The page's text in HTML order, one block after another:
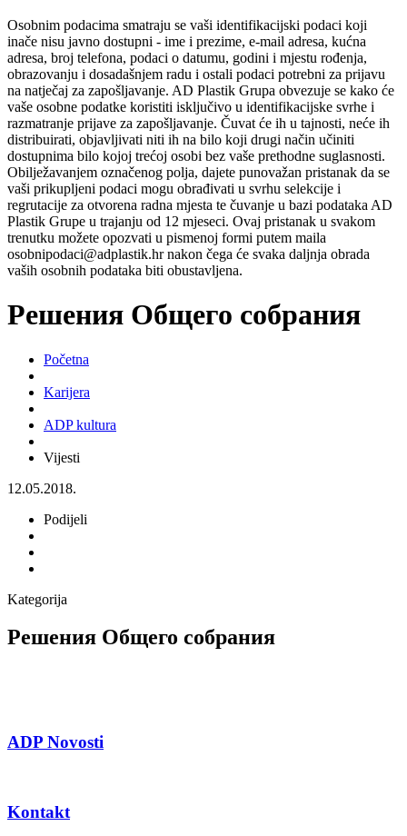
Osobnim podacima smatraju se vaši identifikacijski podaci koji
inače nisu javno dostupni - ime i prezime, e-mail adresa, kućna
adresa, broj telefona, podaci o datumu, godini i mjestu rođenja,
obrazovanju i dosadašnjem radu i ostali podaci potrebni za prijavu
na natječaj za zapošljavanje. AD Plastik Grupa obvezuje se kako će
vaše osobne podatke koristiti isključivo u identifikacijske svrhe i
razmatranje prijave za zapošljavanje. Čuvat će ih u tajnosti, neće ih
distribuirati, objavljivati niti ih na bilo koji drugi način učiniti
dostupnima bilo kojoj trećoj osobi bez vaše prethodne suglasnosti.
Obilježavanjem označenog polja, dajete punovažan pristanak da se
vaši prikupljeni podaci mogu obrađivati u svrhu selekcije i
regrutacije za otvorena radna mjesta te čuvanje u bazi podataka AD
Plastik Grupe u trajanju od 12 mjeseci. Ovaj pristanak u svakom
trenutku možete opozvati u pismenoj formi putem maila
osobnipodaci@adplastik.hr nakon čega će svaka daljnja obrada
vaših osobnih podataka biti obustavljena.
Решения Общего собрания
Početna
Karijera
ADP kultura
Vijesti
12.05.2018.
Podijeli
Kategorija
Решения Общего собрания
ADP Novosti
Kontakt